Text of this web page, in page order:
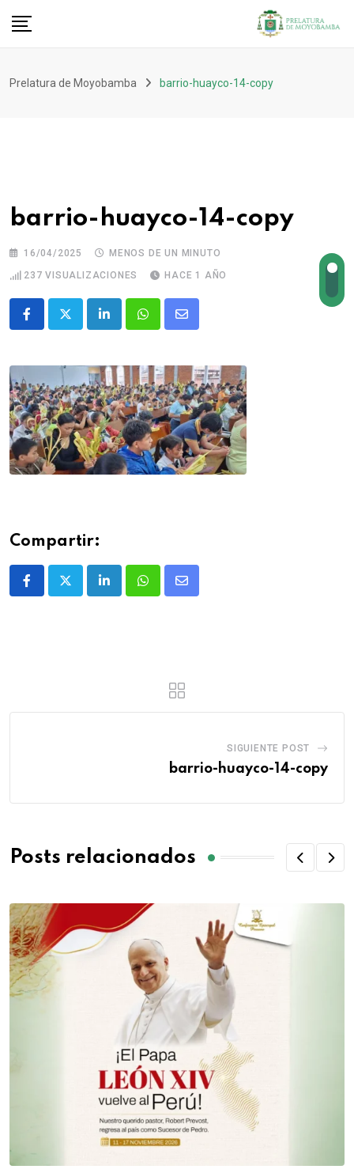
Prelatura de Moyobamba barrio-huayco-14-copy
barrio-huayco-14-copy
16/04/2025
MENOS DE UN MINUTO
237 VISUALIZACIONES HACE 1 AÑO
Compartir:
SIGUIENTE POST
barrio-huayco-14-copy
Posts relacionados